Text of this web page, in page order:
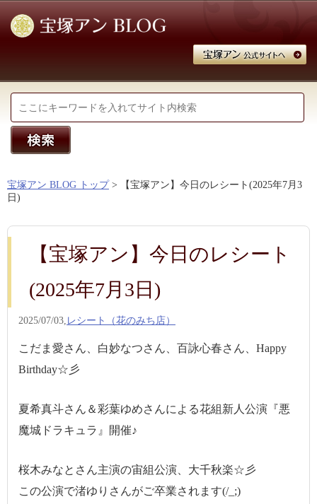
宝塚アン BLOG トップ > 【宝塚アン】今日のレシート(2025年7月3
日)
【宝塚アン】今日のレシート
(2025年7月3日)
2025/07/03, レシート（花のみち店）
こだま愛さん、白妙なつさん、百詠心春さん、Happy
Birthday☆彡
夏希真斗さん＆彩葉ゆめさんによる花組新人公演『悪
魔城ドラキュラ』開催♪
桜木みなとさん主演の宙組公演、大千秋楽☆彡
この公演で渚ゆりさんがご卒業されます(/_;)